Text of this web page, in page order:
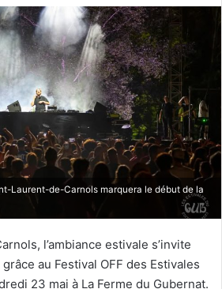
Laurent-de-Carnols marquera le début de la
l’ambiance estivale s’invite
grâce au Festival OFF des Estivales
23 mai à La Ferme du Gubernat.